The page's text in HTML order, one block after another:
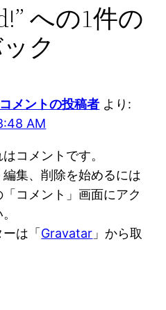
への1件の
ク
メントの投稿者 より:
AM
コメントです。
集、削除を始めるには
コメント」画面にアク
ーは「Gravatar 」から取